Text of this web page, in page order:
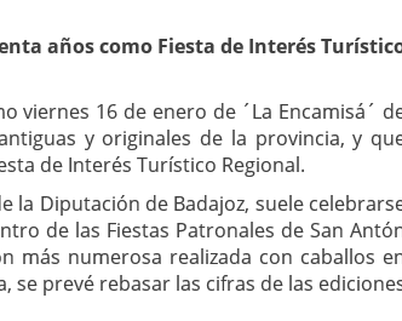
años como Fiesta de Interés
viernes 16 de enero de ´La Encamisá´
y originales de la provincia, y
de Interés Turístico Regional.
la Diputación de Badajoz, suele
de las Fiestas Patronales de San
más numerosa realizada con caballos
se prevé rebasar las cifras de las